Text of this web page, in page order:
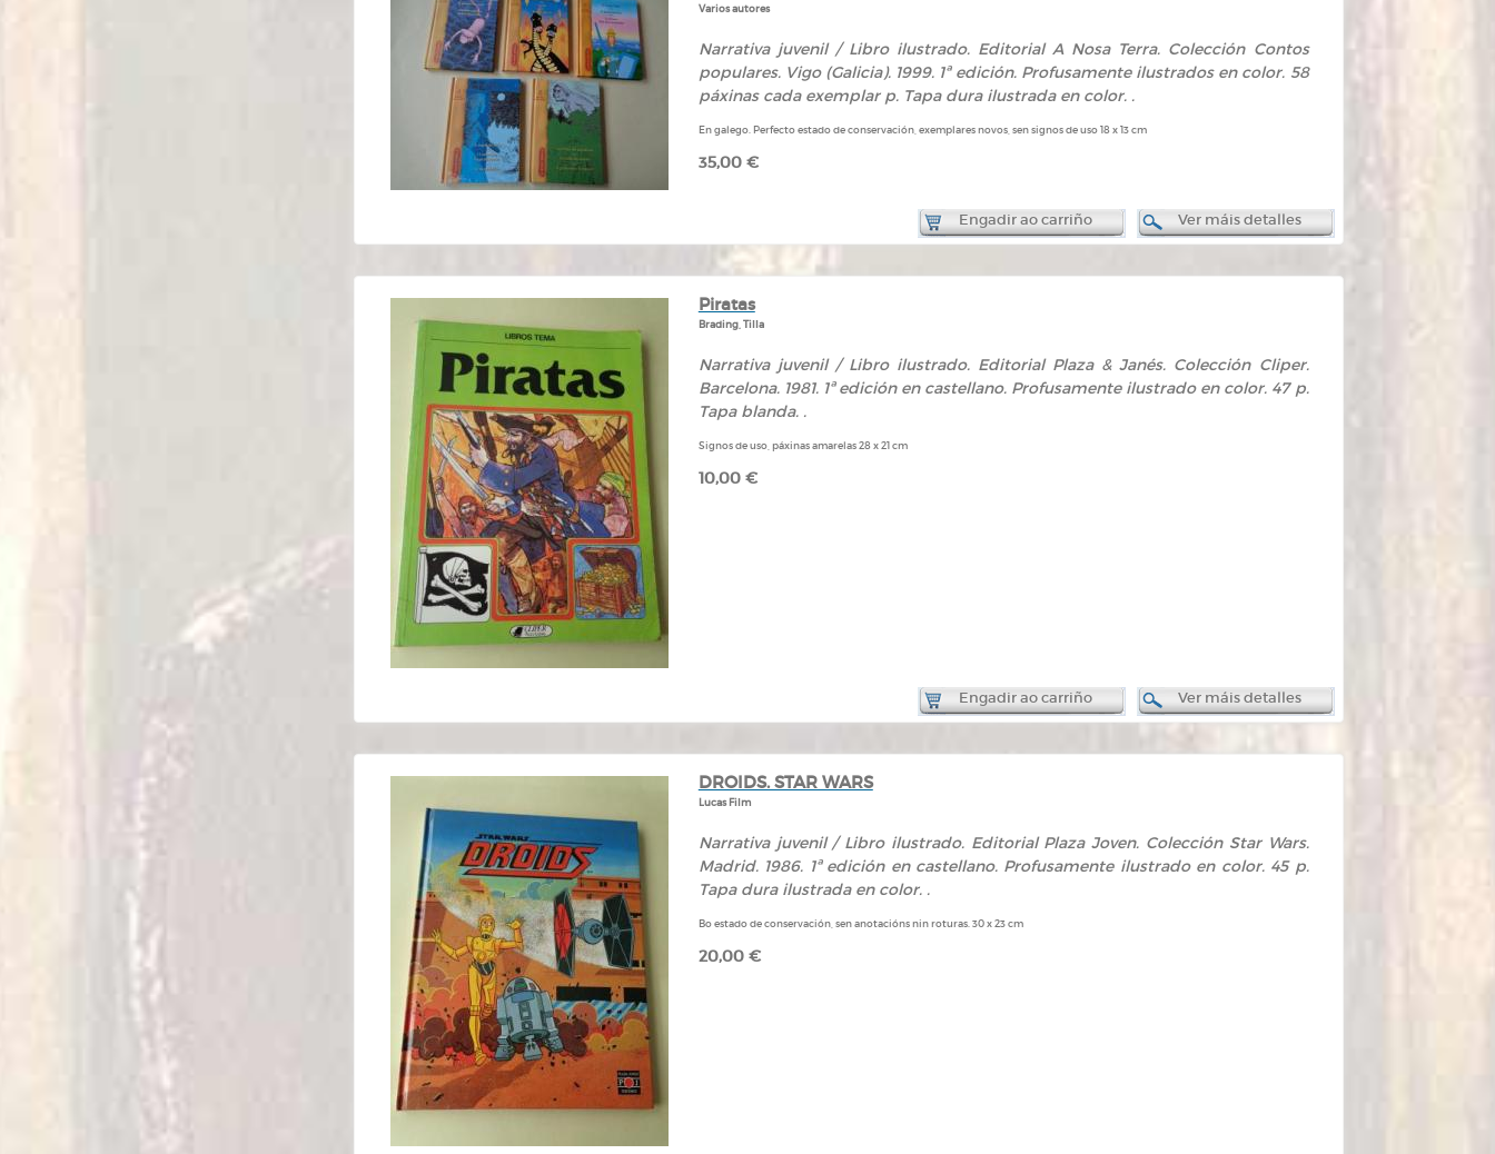
Varios autores
Narrativa juvenil / Libro ilustrado. Editorial A Nosa Terra. Colección Contos
populares. Vigo (Galicia). 1999. 1ª edición. Profusamente ilustrados en color. 58
páxinas cada exemplar p. Tapa dura ilustrada en color. .
En galego. Perfecto estado de conservación, exemplares novos, sen signos de uso 18 x 13 cm
35,00 €
Engadir ao carriño Ver máis detalles
Piratas
Brading, Tilla
Narrativa juvenil / Libro ilustrado. Editorial Plaza & Janés. Colección Cliper.
Barcelona. 1981. 1ª edición en castellano. Profusamente ilustrado en color. 47 p.
Tapa blanda. .
Signos de uso, páxinas amarelas 28 x 21 cm
10,00 €
Engadir ao carriño Ver máis detalles
DROIDS. STAR WARS
Lucas Film
Narrativa juvenil / Libro ilustrado. Editorial Plaza Joven. Colección Star Wars.
Madrid. 1986. 1ª edición en castellano. Profusamente ilustrado en color. 45 p.
Tapa dura ilustrada en color. .
Bo estado de conservación, sen anotacións nin roturas. 30 x 23 cm
20,00 €